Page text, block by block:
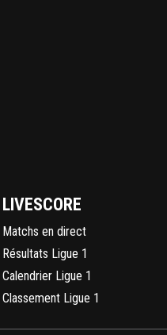
LIVESCORE
Matchs en direct
Résultats Ligue 1
Calendrier Ligue 1
Classement Ligue 1